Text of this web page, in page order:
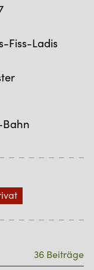
Fiss-Ladis
36 Beiträge